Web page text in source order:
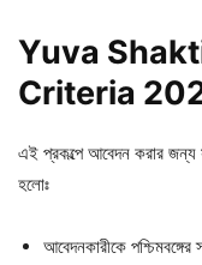
Yuva
Criteria
এই প্রকল্পে আবেদন করার জন্য
হলোঃ
আবেদনকারীকে পশ্চিমবঙ্গের